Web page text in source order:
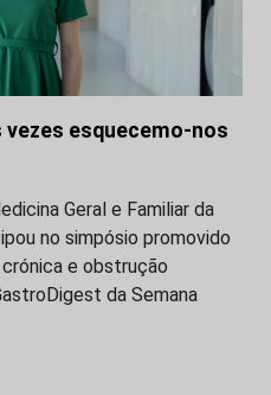
vezes esquecemo-nos
Geral e Familiar da
no simpósio promovido
e obstrução
da Semana